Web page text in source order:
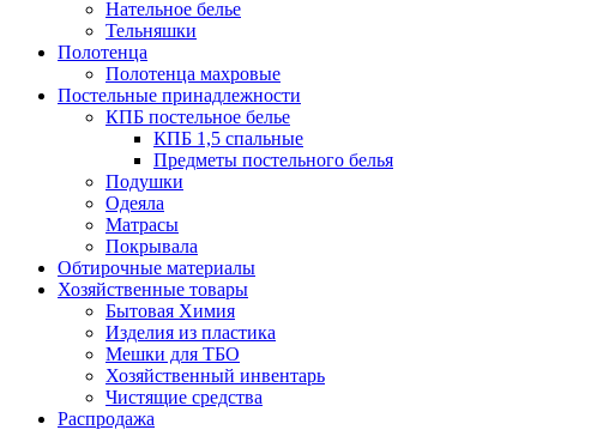
Нательное белье
Тельняшки
Полотенца
Полотенца махровые
Постельные принадлежности
КПБ постельное белье
КПБ 1,5 спальные
Предметы постельного белья
Подушки
Одеяла
Матрасы
Покрывала
Обтирочные материалы
Хозяйственные товары
Бытовая Химия
Изделия из пластика
Мешки для ТБО
Хозяйственный инвентарь
Чистящие средства
Распродажа